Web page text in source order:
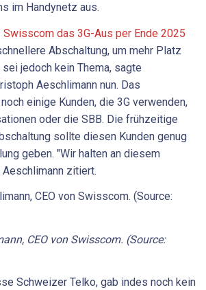
im Handynetz aus.
Swisscom das 3G-Aus per Ende 2025
Abschaltung, um mehr Platz
jedoch kein Thema, sagte
Aeschlimann nun. Das
einige Kunden, die 3G verwenden,
oder die SBB. Die frühzeitige
sollte diesen Kunden genug
geben. "Wir halten an diesem
zitiert.
CEO von Swisscom. (Source:
Schweizer Telko, gab indes noch kein